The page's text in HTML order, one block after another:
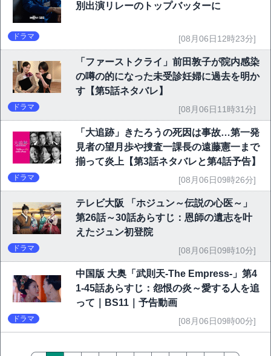
別出演リレーのトップバッターに
ドラマ [08月06日12時23分]
「ファーストクライ」前田敦子が院内感染
の噂の的になった未受診妊婦に過去を明か
す【第5話ネタバレ】
ドラマ [08月06日11時31分]
「大追跡」きたろうの死因は事故…第一発
見者の望月歩や捜査一課長の遠藤憲一まで
揃って炎上【第3話ネタバレと第4話予告】
ドラマ [08月06日09時26分]
テレビ大阪 「ホジュン～伝説の心医～」
第26話～30話あらすじ：恩師の遺志を叶
えたジュン初登院
ドラマ [08月06日09時10分]
中国版 大奥「武則天-The Empress-」第4
1-45話あらすじ：怨恨の炎～愛する人を追
って｜BS11｜予告動画
ドラマ [08月06日09時00分]